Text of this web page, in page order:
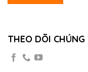
THEO DÕI CHÚNG